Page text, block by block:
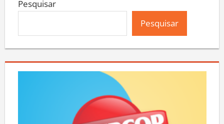
Pesquisar
Pesquisar